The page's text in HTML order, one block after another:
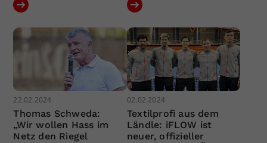
22.02.2024
Thomas Schweda:
„Wir wollen Hass im
Netz den Riegel
02.02.2024
Textilprofi aus dem
Ländle: iFLOW ist
neuer, offizieller